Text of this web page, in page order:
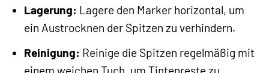
Lagerung: Lagere den Marker horizontal, um
ein Austrocknen der Spitzen zu verhindern.
Reinigung: Reinige die Spitzen regelmäßig mit
einem weichen Tuch, um Tintenreste zu